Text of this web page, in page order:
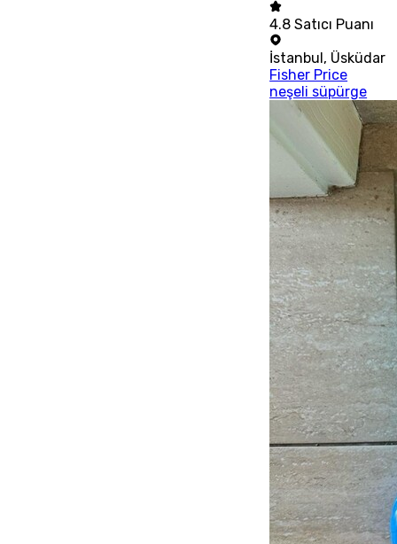
4.8 Satıcı Puanı
İstanbul, Üsküdar
Fisher Price
neşeli süpürge